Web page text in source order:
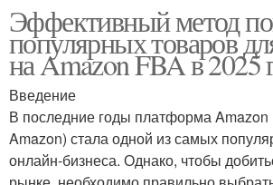
Эффективный метод
популярных товаров
на Amazon FBA в 2025
Введение
В последние годы платформа
Amazon) стала одной из самых
онлайн-бизнеса. Однако, чтобы